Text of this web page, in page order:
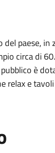
paese,
circa di
è
relax e